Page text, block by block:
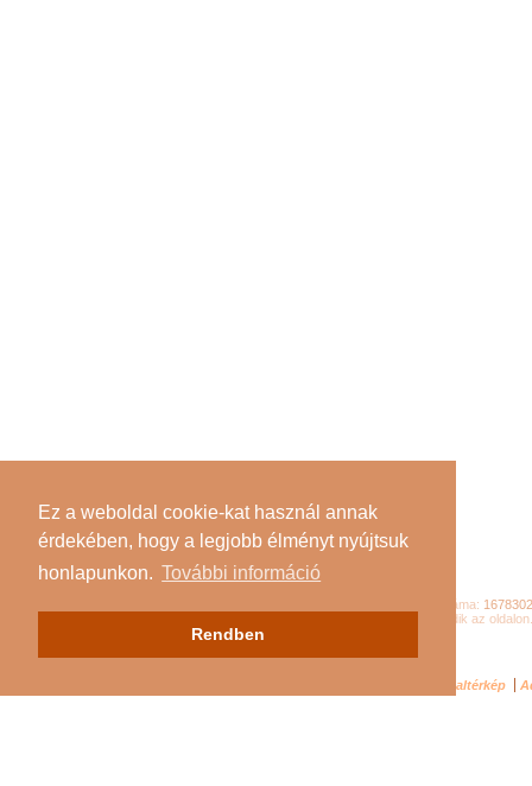
Ez a weboldal cookie-kat használ annak
érdekében, hogy a legjobb élményt nyújtsuk
honlapunkon. További információ
Rendben
Összes látogató száma: 1678302
látogató tartózkodik az oldalon.
Oldaltérkép